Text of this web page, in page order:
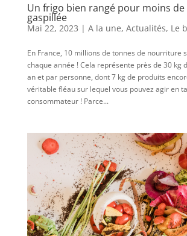
Un frigo bien rangé pour moins
gaspillée
Mai 22, 2023 | A la une, Actualités, Le
En France, 10 millions de tonnes de nourriture
chaque année ! Cela représente près de 30 kg
an et par personne, dont 7 kg de produits
véritable fléau sur lequel vous pouvez agir en
consommateur ! Parce...